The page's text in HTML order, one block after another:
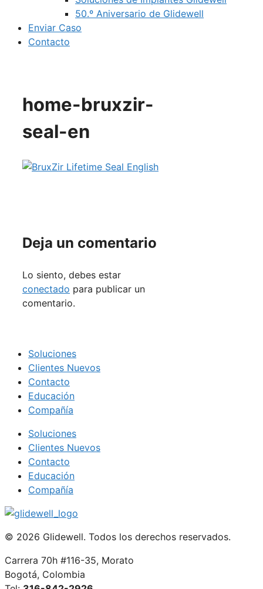
50.º Aniversario de Glidewell
Enviar Caso
Contacto
home-bruxzir-
seal-en
Deja un comentario
Lo siento, debes estar
conectado para publicar un
comentario.
Soluciones
Clientes Nuevos
Contacto
Educación
Compañía
Soluciones
Clientes Nuevos
Contacto
Educación
Compañía
© 2026 Glidewell. Todos los derechos reservados.
Carrera 70h #116-35, Morato
Bogotá, Colombia